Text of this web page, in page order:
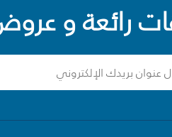
رائعة و